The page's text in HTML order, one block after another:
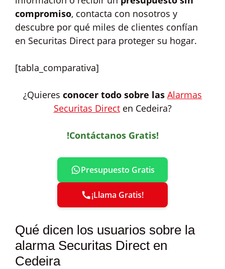
compromiso, contacta con nosotros y
descubre por qué miles de clientes confían
en Securitas Direct para proteger su hogar.
[tabla_comparativa]
¿Quieres conocer todo sobre las Alarmas
Securitas Directen Cedeira?
!Contáctanos Gratis!
Presupuesto Gratis
¡Llama Gratis!
Qué dicen los usuarios sobre la
alarma Securitas Direct en
Cedeira